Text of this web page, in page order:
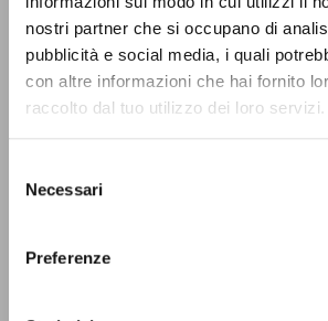
nostri partner che si occupano di
pubblicità e social media, i quali
con altre informazioni che hai fornito
raccolto dal tuo utilizzo dei loro servizi.
delNecessari
Preferenze
Spagnolo
Comunión y Liberación
1989
Pagine: 3
19/01/2021
Il portale raccoglie e rende
di Luigi Giussani: quasi 5000
testi integrali in 5 lingue e
dedicati.